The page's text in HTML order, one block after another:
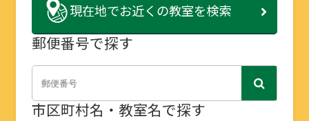
現在地でお近くの教室を検索
郵便番号で探す
市区町村名・教室名で探す